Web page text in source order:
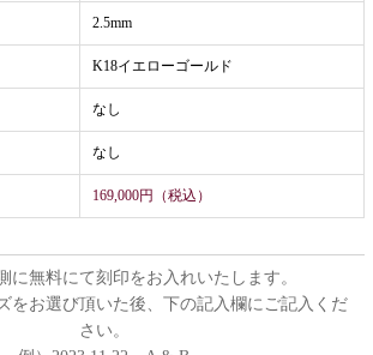
2.5mm
K18イエローゴールド
なし
なし
169,000円（税込）
に無料にて刻印をお入れいたします。
をお選び頂いた後、下の記入欄にご記入くだ
さい。